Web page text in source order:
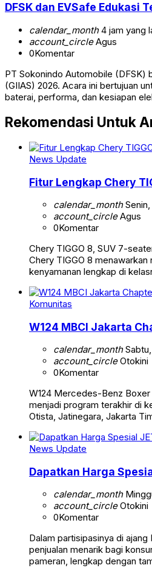
DFSK dan EVSafe Edukasi
calendar_month4 jam yang
account_circleAgus
0Komentar
PT Sokonindo Automobile (DFSK)
(GIIAS) 2026. Acara ini bertujuan
baterai, performa, dan kesiapan
Rekomendasi Untuk
News Update
Fitur Lengkap Chery
calendar_monthSenin,
account_circleAgus
0Komentar
Chery TIGGO 8, SUV 7-
Chery TIGGO 8
kenyamanan lengkap di
Komunitas
W124 MBCI Jakarta
calendar_month
account_circleOtokini
0Komentar
W124 Mercedes-Benz Boxer
menjadi program terakhir di
Otista, Jatinegara, Jakarta
News Update
Dapatkan Harga
calendar_month
account_circleOtokini
0Komentar
Dalam partisipasinya di
penjualan menarik bagi
pameran, lengkap dengan